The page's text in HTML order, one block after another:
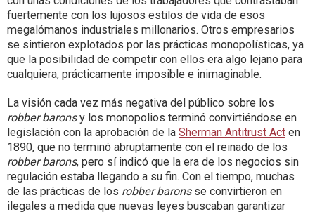
fuertemente con los lujosos estilos de vida de esos
megalómanos industriales millonarios. Otros empresarios
se sintieron explotados por las prácticas monopolísticas, ya
que la posibilidad de competir con ellos era algo lejano para
cualquiera, prácticamente imposible e inimaginable.
La visión cada vez más negativa del público sobre los
robber baronsy los monopolios terminó convirtiéndose en
legislación con la aprobación de la Sherman Antitrust Act en
1890, que no terminó abruptamente con el reinado de los
robber barons, pero sí indicó que la era de los negocios sin
regulación estaba llegando a su fin. Con el tiempo, muchas
de las prácticas de los robber baronsse convirtieron en
ilegales a medida que nuevas leyes buscaban garantizar